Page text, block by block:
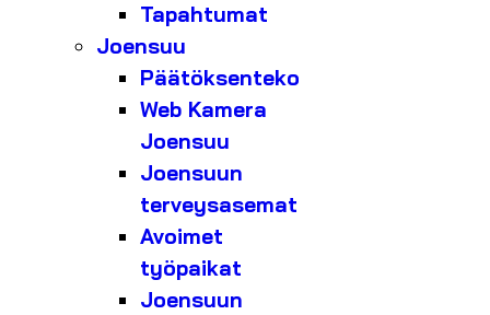
Tapahtumat
Joensuu
Päätöksenteko
Web Kamera
Joensuu
Joensuun
terveysasemat
Avoimet
työpaikat
Joensuun